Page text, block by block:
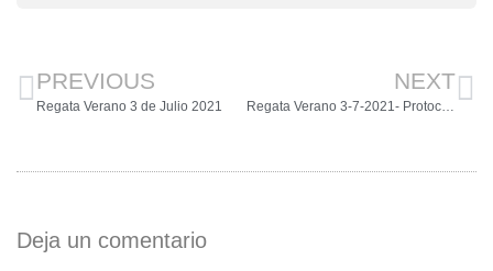
PREVIOUS
Regata Verano 3 de Julio 2021
NEXT
Regata Verano 3-7-2021- Protocolo Covid-Declaración Responsable
Deja un comentario